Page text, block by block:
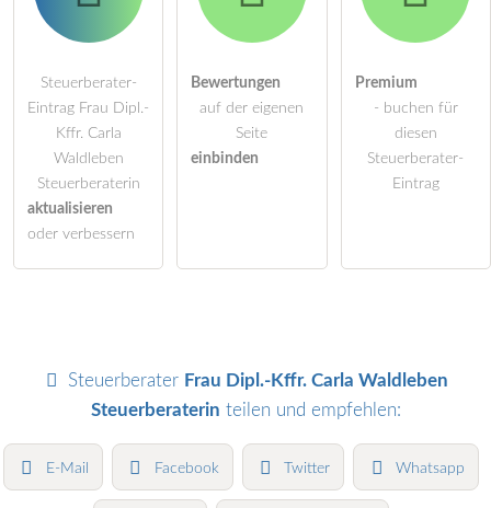
Steuerberater-
Eintrag Frau Dipl.-
Kffr. Carla
Waldleben
Steuerberaterin
aktualisieren
oder verbessern
Bewertungen
auf der eigenen
Seite
einbinden
Premium
- buchen für
diesen
Steuerberater-
Eintrag
Steuerberater Frau Dipl.-Kffr. Carla Waldleben
Steuerberaterin teilen und empfehlen:
E-Mail Facebook Twitter Whatsapp